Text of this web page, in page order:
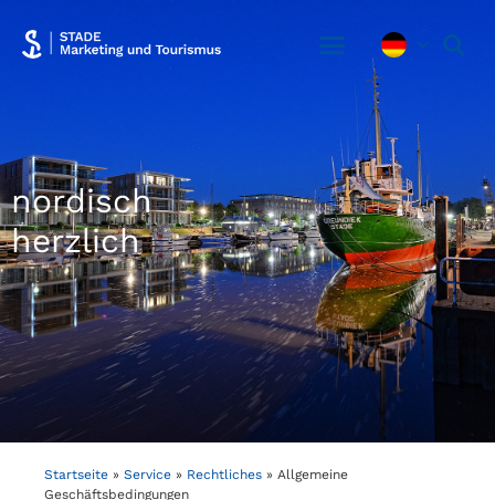
nordisch
herzlich
Startseite » Service » Rechtliches » Allgemeine
Geschäftsbedingungen